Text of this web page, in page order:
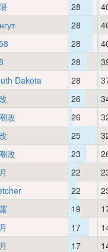
28
28
28
28
Dakota 28
26
改 26
25
改 23
22
22
19
17
17